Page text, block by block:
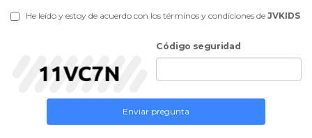
He leído y estoy de acuerdo con los términos y condiciones de JVKIDS
Código seguridad
Enviar pregunta